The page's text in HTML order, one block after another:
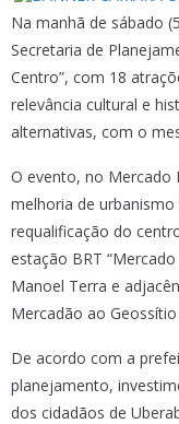
Na manhã de sábado
Secretaria de
Centro”, com 18
relevância cultural e
alternativas, com o
O evento, no Mercado
melhoria de
requalificação do
estação BRT
Manoel Terra e
Mercadão ao Geossítio
De acordo com a
planejamento,
dos cidadãos de